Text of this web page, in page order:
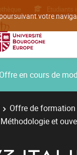
votre
Etudiants
Offre en cours de
Offre de formation
Méthodologie et